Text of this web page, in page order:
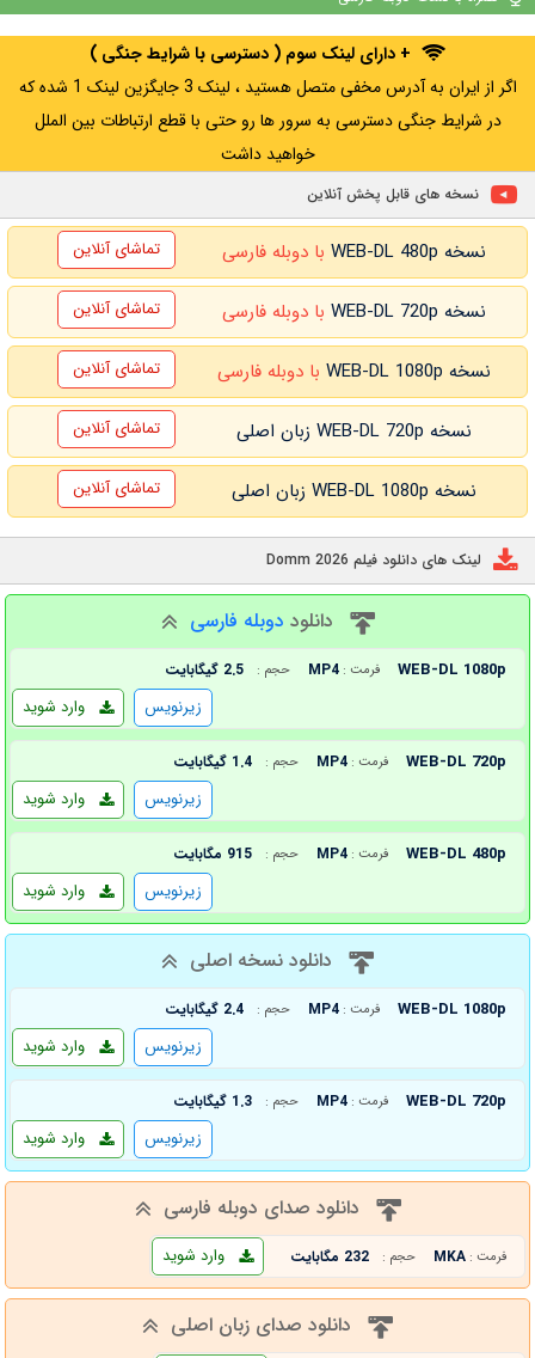
+ WATCHLIST
+ دارای لینک سوم ( دسترسی با شرایط جنگی )
اگر از ایران به آدرس مخفی متصل هستید ، لینک 3 جایگزین لینک 1 شده که
در شرایط جنگی دسترسی به سرور ها رو حتی با قطع ارتباطات بین الملل
خواهید داشت
نسخه های قابل پخش آنلاین
نسخه WEB-DL 480p با دوبله فارسی تماشای آنلاین
نسخه WEB-DL 720p با دوبله فارسی تماشای آنلاین
نسخه WEB-DL 1080p با دوبله فارسی تماشای آنلاین
نسخه WEB-DL 720p زبان اصلی تماشای آنلاین
نسخه WEB-DL 1080p زبان اصلی تماشای آنلاین
لینک های دانلود فیلم Domm 2026
دانلود دوبله فارسی
WEB-DL 1080p فرمت : MP4 حجم : 2.5 گیگابایت
وارد شوید زیرنویس
WEB-DL 720p فرمت : MP4 حجم : 1.4 گیگابایت
وارد شوید زیرنویس
WEB-DL 480p فرمت : MP4 حجم : 915 مگابایت
وارد شوید زیرنویس
دانلود نسخه اصلی
WEB-DL 1080p فرمت : MP4 حجم : 2.4 گیگابایت
وارد شوید زیرنویس
WEB-DL 720p فرمت : MP4 حجم : 1.3 گیگابایت
وارد شوید زیرنویس
دانلود صدای دوبله فارسی
فرمت : MKA حجم : 232 مگابایت وارد شوید
دانلود صدای زبان اصلی